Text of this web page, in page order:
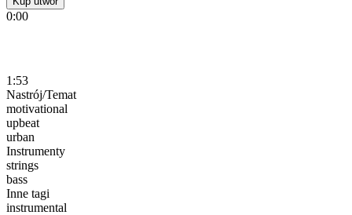
0:00
1:53
Nastrój/Temat
motivational
upbeat
urban
Instrumenty
strings
bass
Inne tagi
instrumental